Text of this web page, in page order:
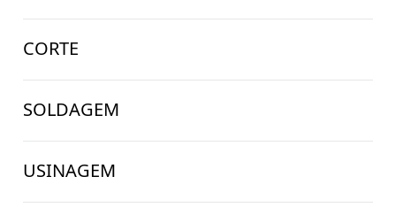
CORTE
SOLDAGEM
USINAGEM